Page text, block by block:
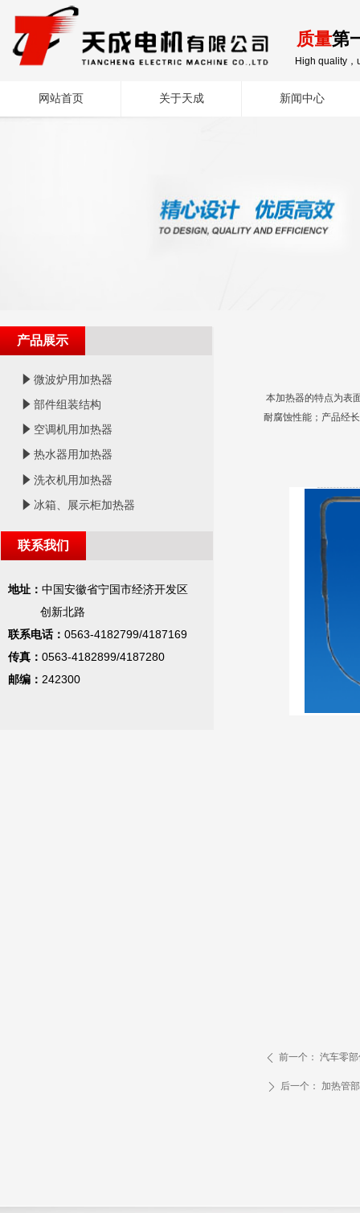
质量第
High quality
网站首页 关于天成 新闻中心
本加热器的特点为表
耐腐蚀性能；产品经
联系我们
념 微波炉用加热器
념 部件组装结构
념 空调机用加热器
념 热水器用加热器
념 洗衣机用加热器
념 冰箱、展示柜加热器
产品展示
ꄲ 后一个： 加热管
ꄴ 前一个： 汽车零
地址： 中国安徽省宁国市经济开发区
创新北路
联系电话： 0563-4182799/4187169
传真： 0563-4182899/4187280
邮编： 242300